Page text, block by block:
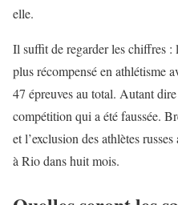
elle.
Il suffit de regarder les chiffres :
plus récompensé en athlétisme
47 épreuves au total. Autant dire
compétition qui a été faussée.
et l’exclusion des athlètes
à Rio dans huit mois.